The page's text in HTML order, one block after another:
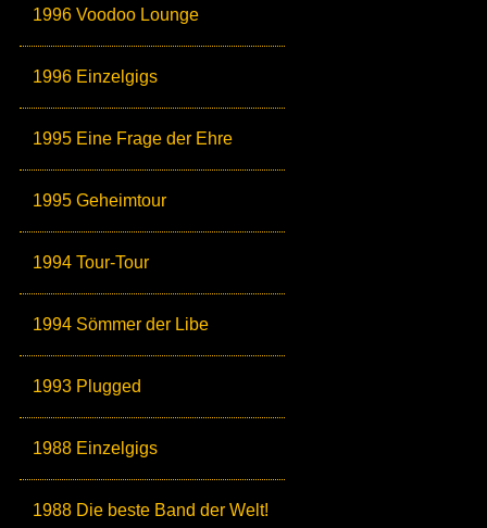
1996 Voodoo Lounge
1996 Einzelgigs
1995 Eine Frage der Ehre
1995 Geheimtour
1994 Tour-Tour
1994 Sömmer der Libe
1993 Plugged
1988 Einzelgigs
1988 Die beste Band der Welt!